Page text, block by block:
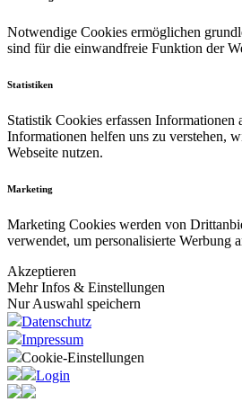
Notwendige Cookies ermöglichen
sind für die einwandfreie Funktion der
Statistiken
Statistik Cookies erfassen Informationen
Informationen helfen uns zu verstehen,
Webseite nutzen.
Marketing
Marketing Cookies werden von
verwendet, um personalisierte Werbung
Akzeptieren
Mehr Infos & Einstellungen
Nur Auswahl speichern
Datenschutz
Impressum
Cookie-Einstellungen
Login